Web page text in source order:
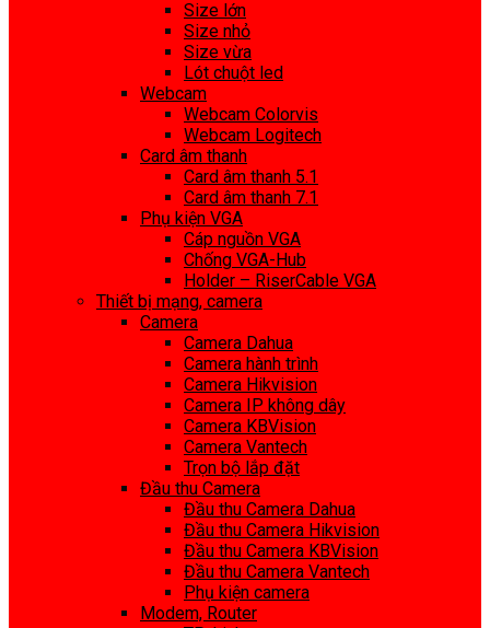
Size lớn
Size nhỏ
Size vừa
Lót chuột led
Webcam
Webcam Colorvis
Webcam Logitech
Card âm thanh
Card âm thanh 5.1
Card âm thanh 7.1
Phụ kiện VGA
Cáp nguồn VGA
Chống VGA-Hub
Holder – RiserCable VGA
Thiết bị mạng, camera
Camera
Camera Dahua
Camera hành trình
Camera Hikvision
Camera IP không dây
Camera KBVision
Camera Vantech
Trọn bộ lắp đặt
Đầu thu Camera
Đầu thu Camera Dahua
Đầu thu Camera Hikvision
Đầu thu Camera KBVision
Đầu thu Camera Vantech
Phụ kiện camera
Modem, Router